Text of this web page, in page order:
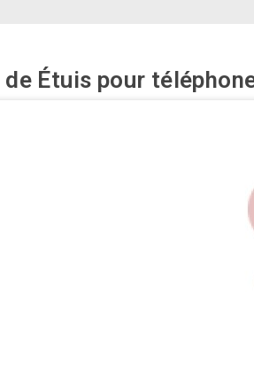
de Étuis pour